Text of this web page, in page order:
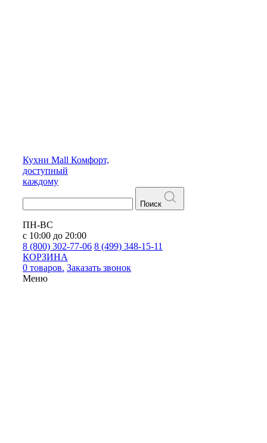
Кухни Mall Комфорт,
доступный
каждому
Поиск
ПН-ВС
с 10:00 до 20:00
8 (800) 302-77-06 8 (499) 348-15-11
КОРЗИНА
0 товаров. Заказать звонок
Меню